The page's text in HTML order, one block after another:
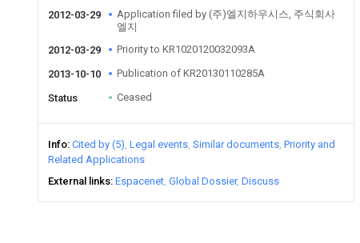
2012-03-29
Application filed by (주)엘지하우시스, 주식회사
엘지
2012-03-29
Priority to KR1020120032093A
2013-10-10 Publication of KR20130110285A
Status Ceased
Info Cited by (5) Legal events Similar documents Priority and
Related Applications
External links Espacenet Global Dossier Discuss